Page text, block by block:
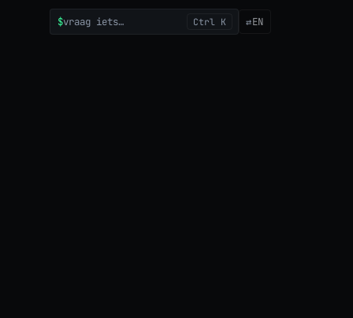
$vraag iets… Ctrl K ⇄EN